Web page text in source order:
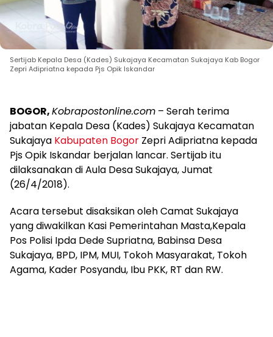
Sertijab Kepala Desa (Kades) Sukajaya Kecamatan Sukajaya Kab Bogor
Zepri Adipriatna kepada Pjs Opik Iskandar
BOGOR,Kobrapostonline.com – Serah terima
jabatan Kepala Desa (Kades) Sukajaya Kecamatan
Sukajaya Kabupaten Bogor Zepri Adipriatna kepada
Pjs Opik Iskandar berjalan lancar. Sertijab itu
dilaksanakan di Aula Desa Sukajaya, Jumat
(26/4/2018).
Acara tersebut disaksikan oleh Camat Sukajaya
yang diwakilkan Kasi Pemerintahan Masta,Kepala
Pos Polisi Ipda Dede Supriatna, Babinsa Desa
Sukajaya, BPD, IPM, MUI, Tokoh Masyarakat, Tokoh
Agama, Kader Posyandu, Ibu PKK, RT dan RW.